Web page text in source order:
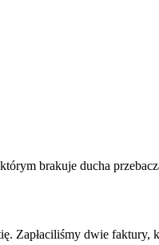
brakuje ducha
dwie faktury,